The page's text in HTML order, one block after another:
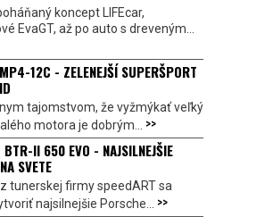
koncept LIFEcar,
EvaGT, až po auto s dreveným...
12C - ZELENEJŠÍ SUPERŠPORT
tajomstvom, že vyžmýkať veľký
motora je dobrým... >>
BTR-II 650 EVO - NAJSILNEJŠIE
SVETE
tunerskej firmy speedART sa
najsilnejšie Porsche... >>